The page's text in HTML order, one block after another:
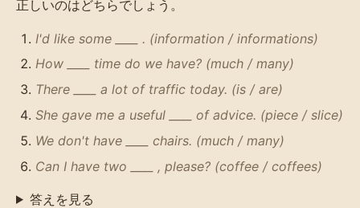
正しいのはどちらでしょう。
I'd like some ____ . (information / informations)
How ____ time do we have? (much / many)
There ____ a lot of traffic today. (is / are)
She gave me a useful ____ of advice. (piece / slice)
We don't have ____ chairs. (much / many)
Can I have two ____ , please? (coffee / coffees)
答えを見る